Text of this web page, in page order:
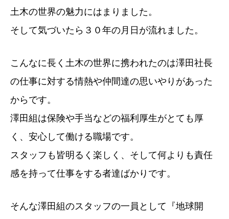
土木の世界の魅力にはまりました。
そして気づいたら３０年の月日が流れました。
こんなに長く土木の世界に携われたのは澤田社長
の仕事に対する情熱や仲間達の思いやりがあった
からです。
澤田組は保険や手当などの福利厚生がとても厚
く、安心して働ける職場です。
スタッフも皆明るく楽しく、そして何よりも責任
感を持って仕事をする者達ばかりです。
そんな澤田組のスタッフの一員として『地球開